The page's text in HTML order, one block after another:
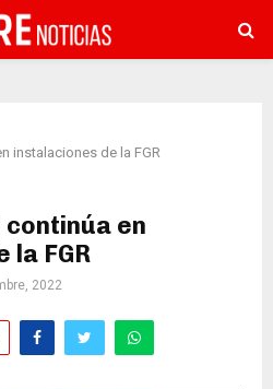
instalaciones de la FGR
continúa en
la FGR
2022